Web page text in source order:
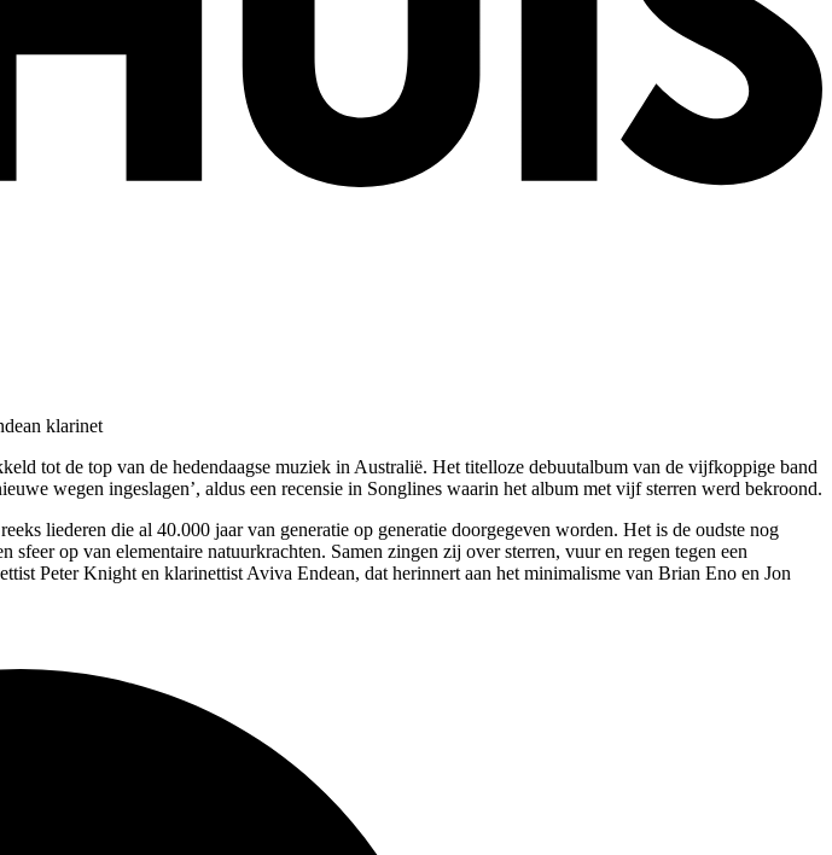
klarinet
tot de top van de hedendaagse muziek in Australië. Het titelloze debuutalbum van de vijfkoppige band
wegen ingeslagen’, aldus een recensie in Songlines waarin het album met vijf sterren werd bekroond.
liederen die al 40.000 jaar van generatie op generatie doorgegeven worden. Het is de oudste nog
op van elementaire natuurkrachten. Samen zingen zij over sterren, vuur en regen tegen een
Peter Knight en klarinettist Aviva Endean, dat herinnert aan het minimalisme van Brian Eno en Jon